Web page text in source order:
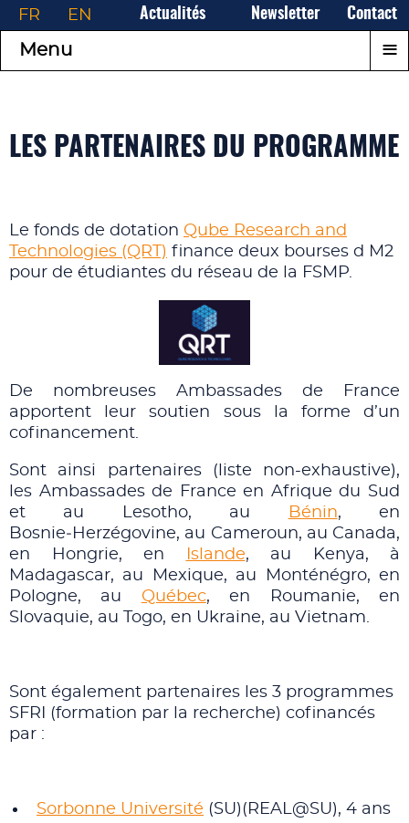
Actualités Newsletter Contact
FR EN
Menu ≡
LES PARTENAIRES DU PROGRAMME
Le fonds de dotation Qube Research and
Technologies (QRT) finance deux bourses d M2
pour de étudiantes du réseau de la FSMP.
De nombreuses Ambassades de France
apportent leur soutien sous la forme d’un
cofinancement.
Sont ainsi partenaires (liste non-exhaustive),
les Ambassades de France en Afrique du Sud
et au Lesotho, au
Bénin, en
Bosnie‑Herzégovine, au Cameroun, au Canada,
en Hongrie, en
Islande, au Kenya, à
Madagascar, au Mexique, au Monténégro, en
Pologne, au Québec, en Roumanie, en
Slovaquie, au Togo, en Ukraine, au Vietnam.
Sont également partenaires les 3 programmes
SFRI (formation par la recherche) cofinancés
par :
Sorbonne Université (SU)(REAL@SU), 4 ans